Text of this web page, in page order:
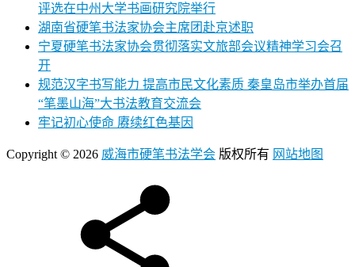
评选在中州大学书画研究院举行
湖南省硬笔书法家协会主席团赴京述职
宁夏硬笔书法家协会贯彻落实文旅部会议精神学习会召
开
规范汉字书写能力 提高市民文化素质 秦皇岛市举办首届
“笔墨山海”大书法教育交流会
牢记初心使命 赓续红色基因
Copyright © 2026 威海市硬笔书法学会 版权所有 网站地图